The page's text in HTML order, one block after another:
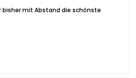
bisher mit Abstand die schönste